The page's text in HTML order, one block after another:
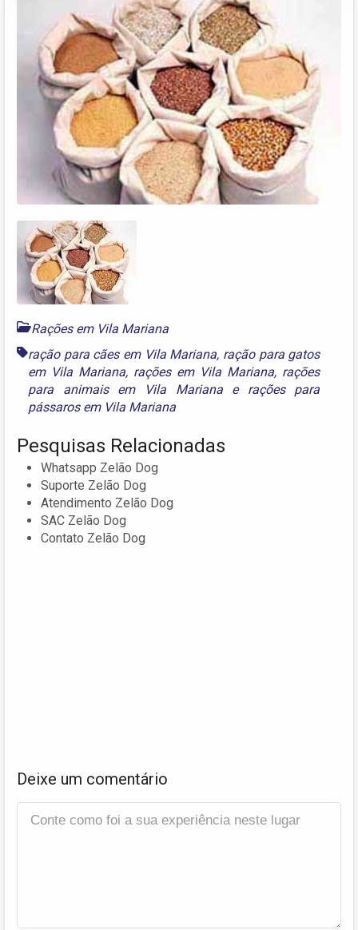
Rações em Vila Mariana
ração para cães em Vila Mariana, ração para gatos
em Vila Mariana, rações em Vila Mariana, rações
para animais em Vila Marianae rações para
pássaros em Vila Mariana
Pesquisas Relacionadas
Whatsapp Zelão Dog
Suporte Zelão Dog
Atendimento Zelão Dog
SAC Zelão Dog
Contato Zelão Dog
Deixe um comentário